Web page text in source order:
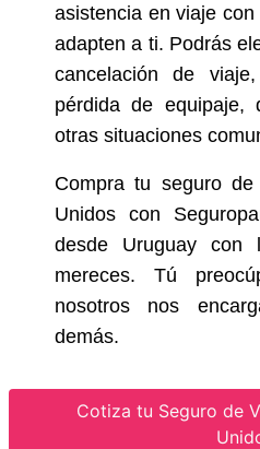
asistencia en viaje
adapten a ti. Podrás
cancelación de
pérdida de equipaje,
otras situaciones
Compra tu seguro
Unidos con
desde Uruguay con
mereces. Tú
nosotros nos
demás.
Cotiza tu Seguro de